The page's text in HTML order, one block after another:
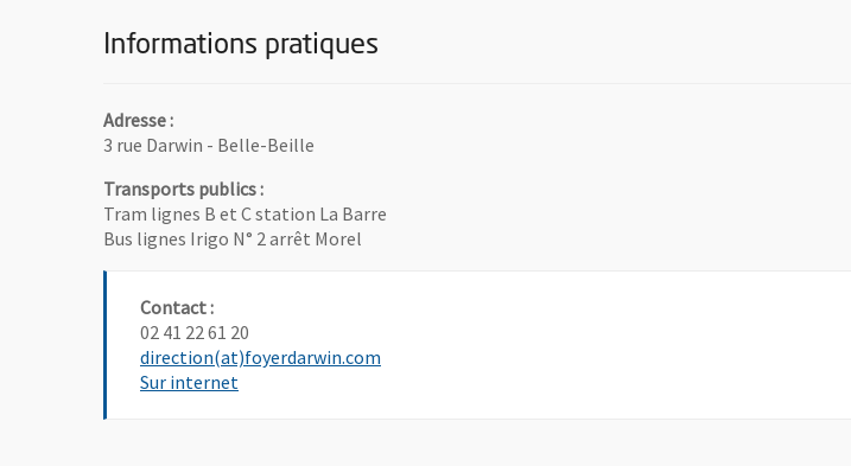
Informations pratiques
Adresse :
3 rue Darwin - Belle-Beille
Transports publics :
Tram lignes B et C station La Barre
Bus lignes Irigo N° 2 arrêt Morel
Contact :
02 41 22 61 20
direction(at)foyerdarwin.com
Sur internet